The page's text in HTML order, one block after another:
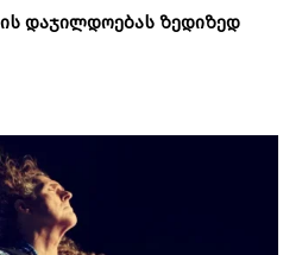
დაჯილდოებას ზედიზედ